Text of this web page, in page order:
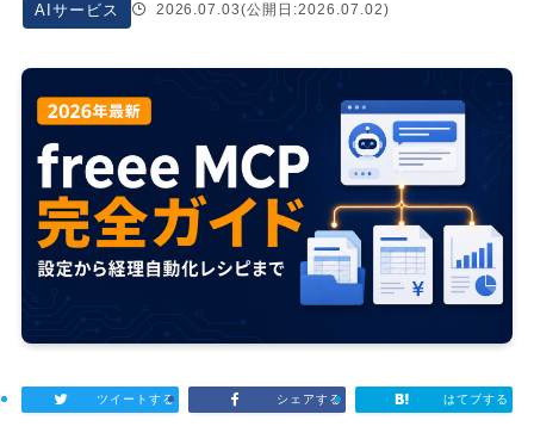
AIサービス 2026.07.03(公開日:2026.07.02)
ツイートする シェアする はてブする